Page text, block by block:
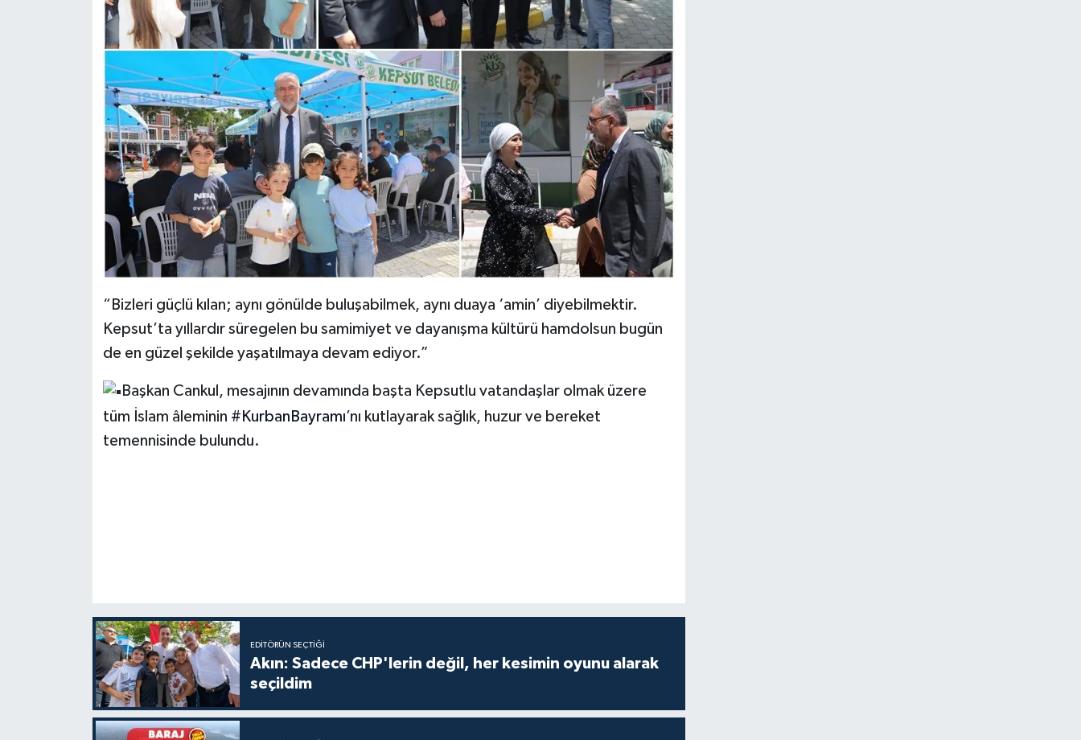
“Bizleri güçlü kılan; aynı gönülde buluşabilmek, aynı duaya ‘amin’ diyebilmektir.
Kepsut’ta yıllardır süregelen bu samimiyet ve dayanışma kültürü hamdolsun bugün
de en güzel şekilde yaşatılmaya devam ediyor.”
Başkan Cankul, mesajının devamında başta Kepsutlu vatandaşlar olmak üzere
tüm İslam âleminin #KurbanBayramı’nı kutlayarak sağlık, huzur ve bereket
temennisinde bulundu.
EDITÖRÜN SEÇTIĞI
Akın: Sadece CHP'lerin değil, her kesimin oyunu alarak
seçildim